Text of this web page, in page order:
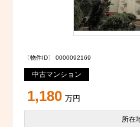
〔物件ID〕 0000092169
中古マンション
1,180 万円
所在